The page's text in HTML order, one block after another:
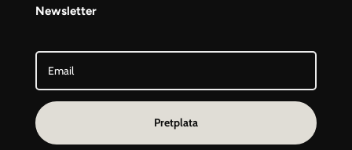
Newsletter
Pretplata